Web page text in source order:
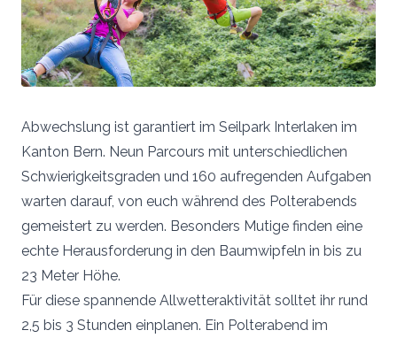
Abwechslung ist garantiert im Seilpark Interlaken im
Kanton Bern. Neun Parcours mit unterschiedlichen
Schwierigkeitsgraden und 160 aufregenden Aufgaben
warten darauf, von euch während des Polterabends
gemeistert zu werden. Besonders Mutige finden eine
echte Herausforderung in den Baumwipfeln in bis zu
23 Meter Höhe.
Für diese spannende Allwetteraktivität solltet ihr rund
2,5 bis 3 Stunden einplanen. Ein Polterabend im